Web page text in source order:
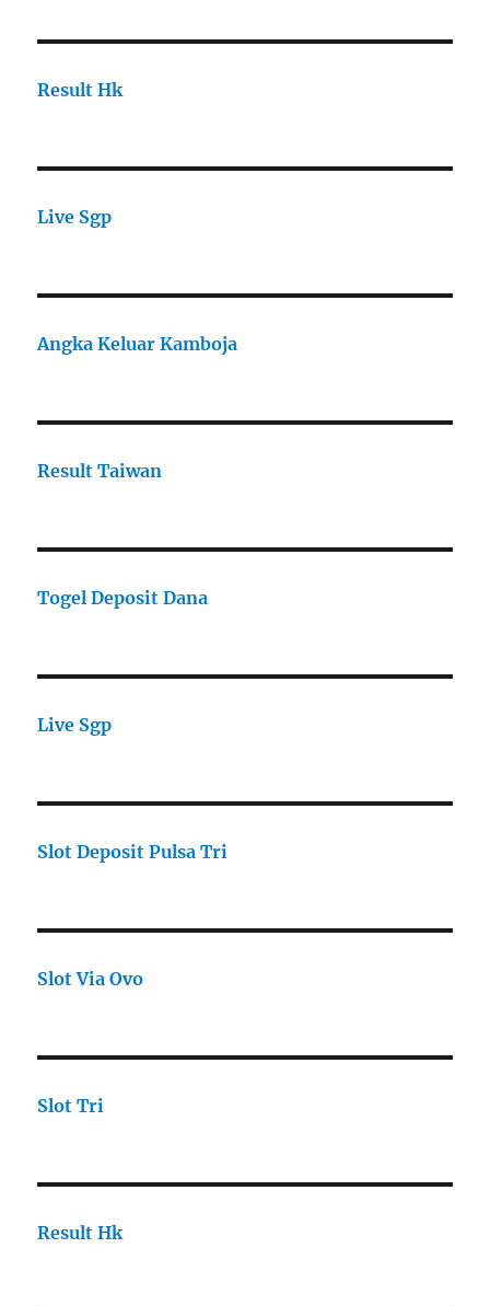
Result Hk
Live Sgp
Angka Keluar Kamboja
Result Taiwan
Togel Deposit Dana
Live Sgp
Slot Deposit Pulsa Tri
Slot Via Ovo
Slot Tri
Result Hk